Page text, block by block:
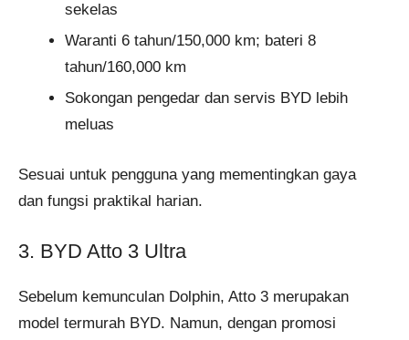
sekelas
Waranti 6 tahun/150,000 km; bateri 8
tahun/160,000 km
Sokongan pengedar dan servis BYD lebih
meluas
Sesuai untuk pengguna yang mementingkan gaya
dan fungsi praktikal harian.
3. BYD Atto 3 Ultra
Sebelum kemunculan Dolphin, Atto 3 merupakan
model termurah BYD. Namun, dengan promosi